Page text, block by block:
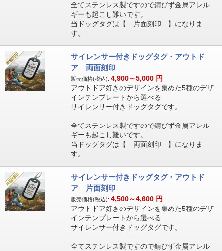
全てステンレス製ですので錆びず金属アレル
ギーも起こし難いです。
当ドッグタグは【 片面刻印 】になりま
す。
サイレンサー付きドッグタグ・アウトド
ア 両面刻印
販売価格(税込): 4,900～5,000 円
アウトドア好きのデザインを集めた5種のデザ
インテンプレートから選べる
サイレンサー付きドッグタグです。
全てステンレス製ですので錆びず金属アレル
ギーも起こし難いです。
当ドッグタグは【 両面刻印 】になりま
す。
サイレンサー付きドッグタグ・アウトド
ア 片面刻印
販売価格(税込): 4,500～4,600 円
アウトドア好きのデザインを集めた5種のデザ
インテンプレートから選べる
サイレンサー付きドッグタグです。
全てステンレス製ですので錆びず金属アレル